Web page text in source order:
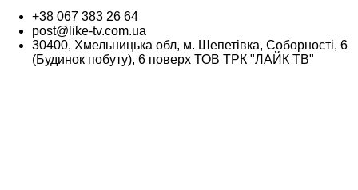
+38 067 383 26 64
post@like-tv.com.ua
30400, Хмельницька обл, м. Шепетівка, Соборності, 6
(Будинок побуту), 6 поверх ТОВ ТРК "ЛАЙК ТВ"